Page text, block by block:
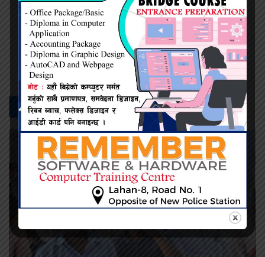
प्रदिप सिंह
सम्बन्धित -समाचार